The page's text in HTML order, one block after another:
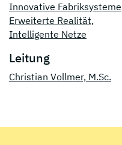
Innovative Fabriksysteme
Erweiterte Realität,
Intelligente Netze
Leitung
Christian Vollmer, M.Sc.